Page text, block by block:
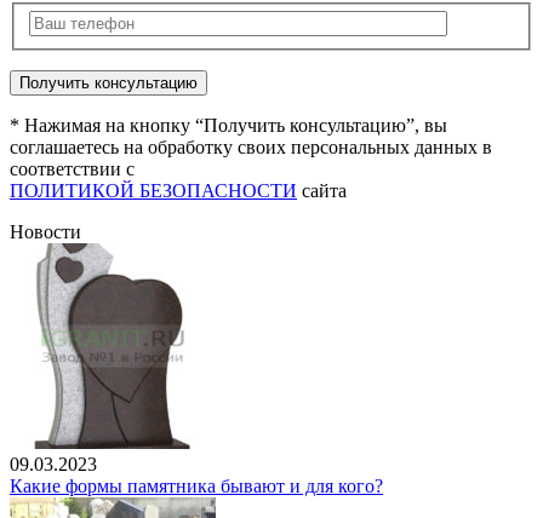
* Нажимая на кнопку “Получить консультацию”, вы
соглашаетесь на обработку своих персональных данных в
соответствии с
ПОЛИТИКОЙ БЕЗОПАСНОСТИ сайта
Новости
09.03.2023
Какие формы памятника бывают и для кого?